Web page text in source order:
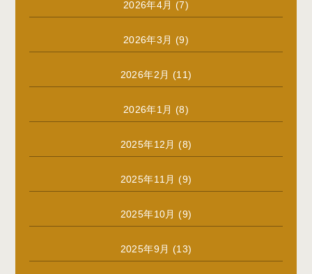
2026年4月 (7)
2026年3月 (9)
2026年2月 (11)
2026年1月 (8)
2025年12月 (8)
2025年11月 (9)
2025年10月 (9)
2025年9月 (13)